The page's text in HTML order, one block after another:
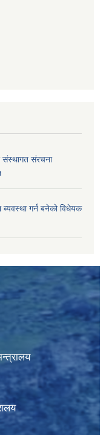
संस्थागत संरचना
ब्यवस्था गर्न बनेको विधेयक